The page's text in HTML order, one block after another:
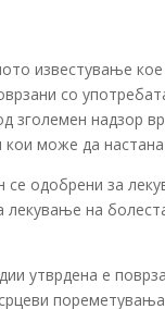
известување
со
зголемен надзор
кои може да
се одобрени за
лекување на
утврдена е